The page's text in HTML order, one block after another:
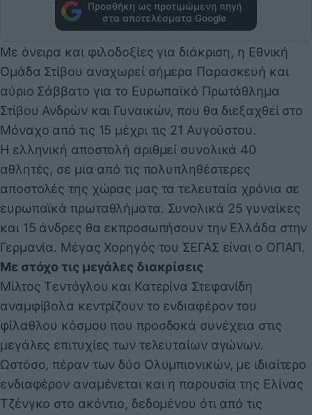
Προσθήκη ως προτιμώμενη πηγή
στα αποτελέσματα Google
Με όνειρα και φιλοδοξίες για διάκριση, η Εθνική
Ομάδα Στίβου αναχωρεί σήμερα Παρασκευή και
αύριο Σάββατο για το Ευρωπαϊκό Πρωτάθλημα
Στίβου Ανδρών και Γυναικών, που θα διεξαχθεί στο
Μόναχο από τις 15 μέχρι τις 21 Αυγούστου.
Η ελληνική αποστολή αριθμεί συνολικά 40
αθλητές, σε μια από τις πολυπληθέστερες
αποστολές της χώρας μας τα τελευταία χρόνια σε
ευρωπαϊκά πρωταθλήματα. Συνολικά 25 γυναίκες
και 15 άνδρες θα εκπροσωπήσουν την Ελλάδα στην
Γερμανία. Μέγας Χορηγός του ΣΕΓΑΣ είναι ο ΟΠΑΠ.
Με στόχο τις μεγάλες διακρίσεις
Μίλτος Τεντόγλου και Κατερίνα Στεφανίδη
αναμφίβολα κεντρίζουν το ενδιαφέρον του
φίλαθλου κόσμου που προσδοκά συνέχεια στις
μεγάλες επιτυχίες των τελευταίων αγώνων.
Ωστόσο, πέραν των δύο Ολυμπιονικών, με ιδιαίτερο
ενδιαφέρον αναμένεται και η παρουσία της Ελίνας
Τζένγκο στο ακόντιο, δεδομένου ότι από τις